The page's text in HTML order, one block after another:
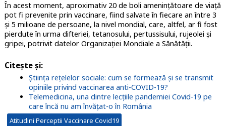
În acest moment, aproximativ 20 de boli amenințătoare de viață
pot fi prevenite prin vaccinare, fiind salvate în fiecare an între 3
și 5 milioane de persoane, la nivel mondial, care, altfel, ar fi fost
pierdute în urma difteriei, tetanosului, pertussisului, rujeolei și
gripei, potrivit datelor Organizației Mondiale a Sănătății.
Citește și:
Știința rețelelor sociale: cum se formează și se transmit
opiniile privind vaccinarea anti-COVID-19?
Telemedicina, una dintre lecțiile pandemiei Covid-19 pe
care încă nu am învățat-o în România
Atitudini Perceptii Vaccinare Covid19